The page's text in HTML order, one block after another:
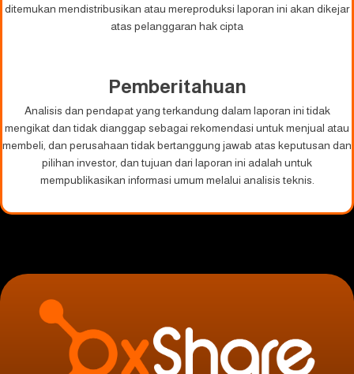
ditemukan mendistribusikan atau mereproduksi laporan ini akan dikejar
atas pelanggaran hak cipta
Pemberitahuan
Analisis dan pendapat yang terkandung dalam laporan ini tidak
mengikat dan tidak dianggap sebagai rekomendasi untuk menjual atau
membeli, dan perusahaan tidak bertanggung jawab atas keputusan dan
pilihan investor, dan tujuan dari laporan ini adalah untuk
mempublikasikan informasi umum melalui analisis teknis.